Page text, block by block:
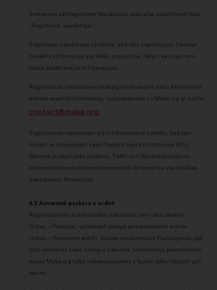
Svetainėje užsiregistravę Naudotojai specialiai apibrėžiami kaip
„Registruoti naudotojai“.
Registruoti naudotojai užtikrina, kad visa registracijos formoje
pateikta informacija yra tiksli, atnaujinta, tikra ir kad joje nėra
jokios klaidinančios informacijos.
Registruotas naudotojas įsipareigoja atnaujinti savo Asmeninėje
erdvėje esančią informaciją, susisiekdamas su Make.org el. paštu
contact@make.org
Registruotas naudotojas yra informuotas ir sutinka, kad jam
kuriant ar atnaujinant savo Paskyrą įvesta informacija būtų
laikoma jo tapatybės įrodymu. Todėl nuo Naudotojo įvestos
informacijos patvirtinimo momento ši informacija yra teisiškai
įpareigojanti Naudotoją.
5.3 Asmeninė paskyra ir erdvė
Registruojantis automatiškai sukuriama tam tikra paskyra
(toliau – Paskyra), suteikianti prieigą prie asmeninės erdvės
(toliau – Asmeninė erdvė), kurioje naudojimasis Paslaugomis gali
būti valdomas tokia forma ir tokiomis techninėmis priemonėmis,
kurias Make.org laiko tinkamiausiomis ir kurios laikui bėgant gali
keistis.